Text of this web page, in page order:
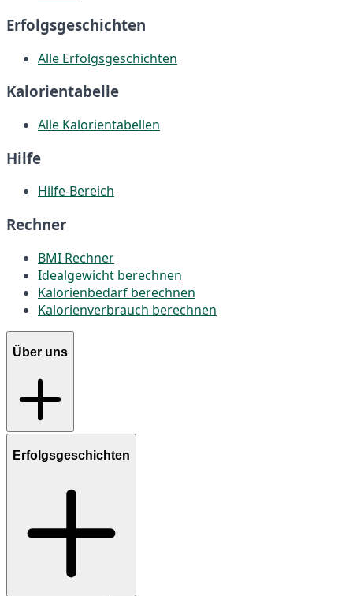
Erfolgsgeschichten
Alle Erfolgsgeschichten
Kalorientabelle
Alle Kalorientabellen
Hilfe
Hilfe-Bereich
Rechner
BMI Rechner
Idealgewicht berechnen
Kalorienbedarf berechnen
Kalorienverbrauch berechnen
Über uns
Erfolgsgeschichten